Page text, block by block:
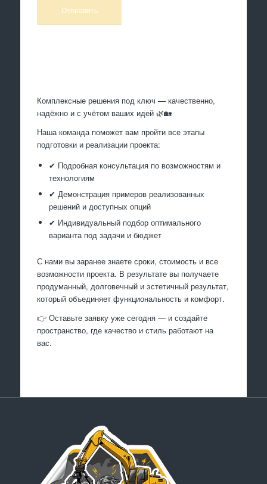
Комплексные решения под ключ — качественно,
надёжно и с учётом ваших идей 🌿🏡
Наша команда поможет вам пройти все этапы
подготовки и реализации проекта:
✔ Подробная консультация по возможностям и
технологиям
✔ Демонстрация примеров реализованных
решений и доступных опций
✔ Индивидуальный подбор оптимального
варианта под задачи и бюджет
С нами вы заранее знаете сроки, стоимость и все
возможности проекта. В результате вы получаете
продуманный, долговечный и эстетичный результат,
который объединяет функциональность и комфорт.
👉 Оставьте заявку уже сегодня — и создайте
пространство, где качество и стиль работают на
вас.